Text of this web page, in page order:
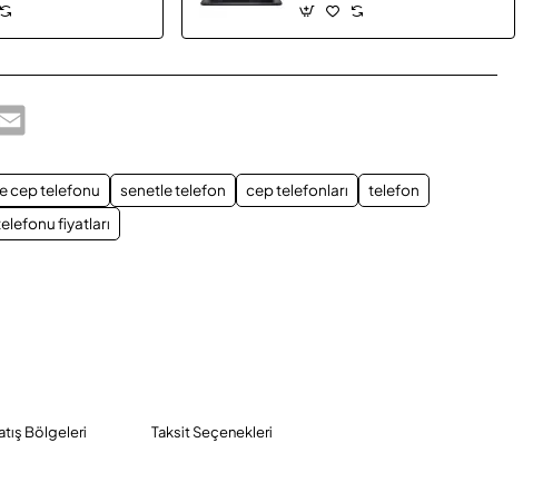
Email
cep telefonu senetle telefon cep telefonları
telefon
fiyatları
Bölgeleri Taksit Seçenekleri